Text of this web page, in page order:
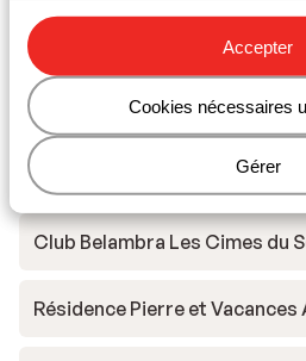
Accepter
Cookies nécessaires
Gérer
SOWELL COLLECTION
Résidence Pierre et Vacances
Résidence P&V Premium
Club Belambra Les Cimes du
Résidence Pierre et Vacances